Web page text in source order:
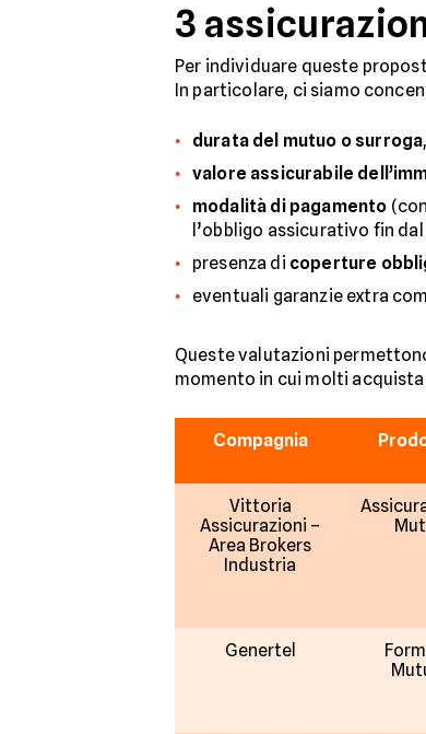
3
Per individuare queste
In particolare, ci siamo
durata del mutuo o surroga,
valore assicurabile
modalità di pagamento
l’obbligo assicurativo fin
presenza di coperture
eventuali garanzie extra
Queste valutazioni
momento in cui molti
Compagnia
Vittoria
Assicurazioni –
Area Brokers
Industria
Genertel